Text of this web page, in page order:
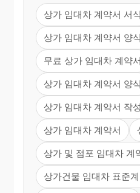
상가 임대차 계약서 서식
상가 임대차 계약서 양
무료 상가 임대차 계약서
상가 임대차 계약서 양식
상가 임대차 계약서 작
상가 임대차 계약서
상가 및 점포 임대차 계
상가건물 임대차 표준